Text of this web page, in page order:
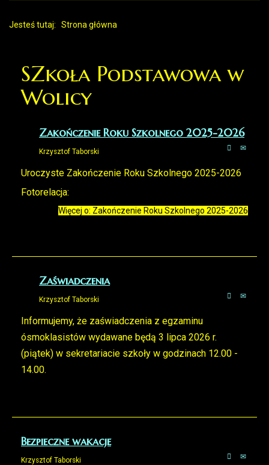
Jesteś tutaj: Strona główna
SZkoła Podstawowa w
Wolicy
Zakończenie Roku Szkolnego 2025-2026
Krzysztof Taborski
Uroczyste Zakończenie Roku Szkolnego 2025-2026
Fotorelacja:
Więcej o: Zakończenie Roku Szkolnego 2025-2026
Zaświadczenia
Krzysztof Taborski
Informujemy, że zaświadczenia z egzaminu
ósmoklasistów wydawane będą 3 lipca 2026 r.
(piątek) w sekretariacie szkoły w godzinach 12.00 -
14.00.
Bezpieczne wakacje
Krzysztof Taborski